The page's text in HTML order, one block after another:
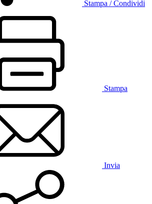
Stampa / Condividi
Stampa
Invia